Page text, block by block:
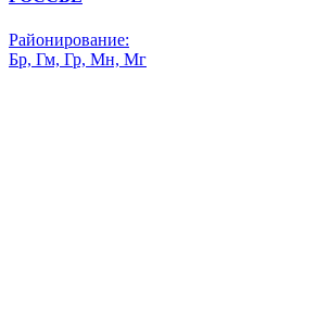
Районирование:
Бр, Гм, Гр, Мн, Мг